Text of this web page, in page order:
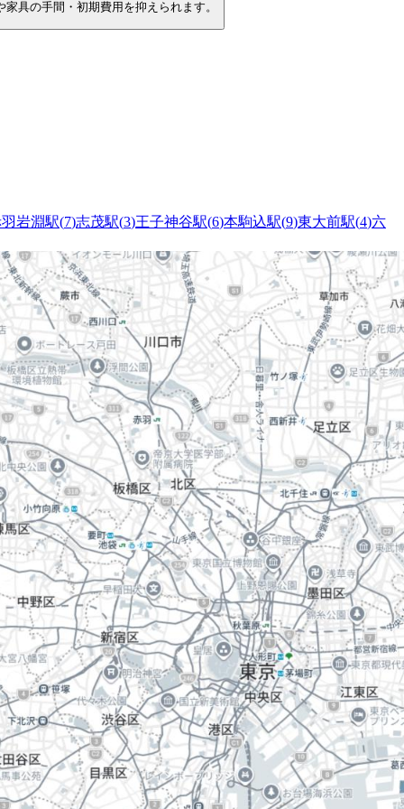
具の手間・初期費用を抑えられます。
岩淵駅(7)志茂駅(3)王子神谷駅(6)本駒込駅(9)東大前駅(4)六